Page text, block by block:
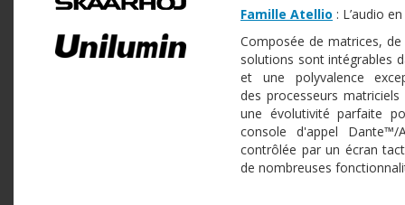
Famille Atellio : L’audio
Composée de matrices,
solutions sont intégrables
et une polyvalence
des processeurs
une évolutivité parfaite
console d'appel
contrôlée par un écran
de nombreuses